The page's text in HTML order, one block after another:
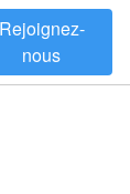
Rejoignez-
nous